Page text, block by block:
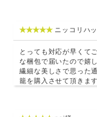
ニッコリハ
とっても対応が早くて
な梱包で届いたので嬉
繊細な美しさで思った
籠を購入させて頂きます